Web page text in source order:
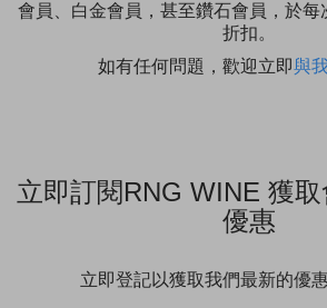
會員、白金會員，甚至鑽石會員，於每
折扣。
如有任何問題，歡迎立即與
立即訂閱RNG WINE 獲
優惠
立即登記以獲取我們最新的優